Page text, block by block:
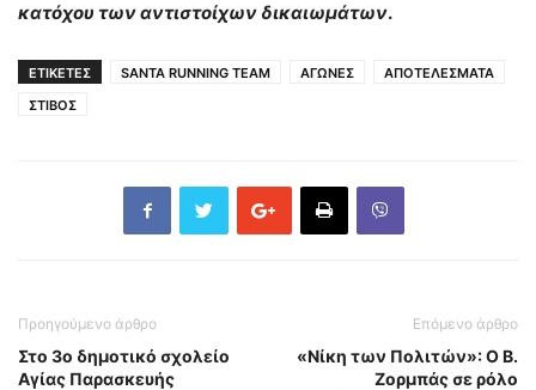
κατόχου των αντιστοίχων δικαιωμάτων.
ΕΤΙΚΕΤΕΣ SANTA RUNNING TEAM ΑΓΩΝΕΣ
ΑΠΟΤΕΛΕΣΜΑΤΑ
ΣΤΙΒΟΣ
Προηγούμενο άρθρο
Στο 3ο δημοτικό σχολείο
Αγίας Παρασκευής
Επόμενο άρθρο
«Νίκη των Πολιτών»: Ο Β.
Ζορμπάς σε ρόλο